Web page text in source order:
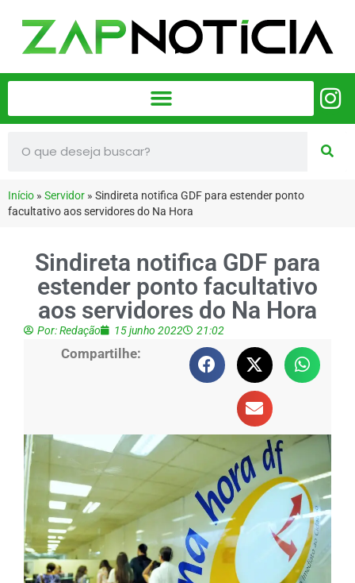
Início » Servidor » Sindireta notifica GDF para estender ponto
facultativo aos servidores do Na Hora
Sindireta notifica GDF para
estender ponto facultativo
aos servidores do Na Hora
Por:Redação 15 junho 2022 21:02
Compartilhe: